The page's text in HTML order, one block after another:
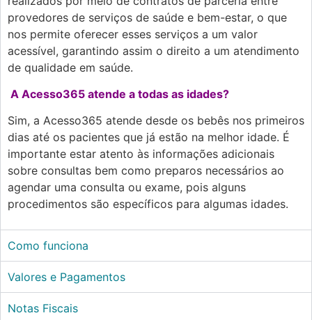
provedores de serviços de saúde e bem-estar, o que
nos permite oferecer esses serviços a um valor
acessível, garantindo assim o direito a um atendimento
de qualidade em saúde.
A Acesso365 atende a todas as idades?
Sim, a Acesso365 atende desde os bebês nos primeiros
dias até os pacientes que já estão na melhor idade. É
importante estar atento às informações adicionais
sobre consultas bem como preparos necessários ao
agendar uma consulta ou exame, pois alguns
procedimentos são específicos para algumas idades.
Como funciona
Valores e Pagamentos
Notas Fiscais